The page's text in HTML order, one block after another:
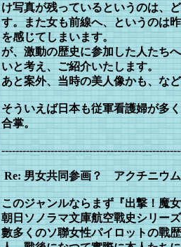
け写真が残っているというのは、
す。また女も前線へ、というのは
を感じてしまいます。
が、激動の歴史に参加した人たち
いと考え、ご紹介いたします。
あと案外、当時の美人像かも、な
そういえば日本も従軍看護婦が多
合掌。
Re: 男女共同参画？ アクチニウム
このジャンルならまず『出撃！魔
朝日ソノラマ文庫航空戰史シリー
數多くのソ聯女性パイロットの戰